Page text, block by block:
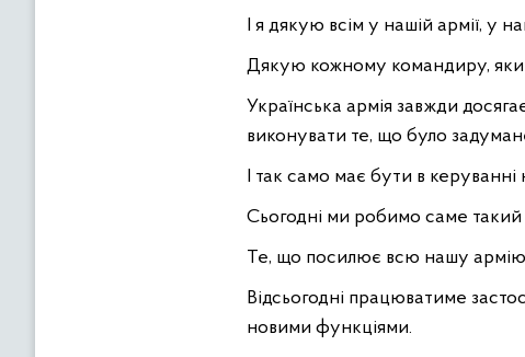
І я дякую всім у нашій армії, у
Дякую кожному командиру,
Українська армія завжди
виконувати те, що було
І так само має бути в
Сьогодні ми робимо саме
Те, що посилює всю нашу армію,
Відсьогодні працюватиме
новими функціями.